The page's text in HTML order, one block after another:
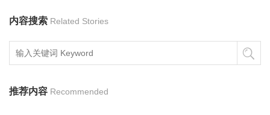
内容搜索 Related Stories
推荐内容 Recommended